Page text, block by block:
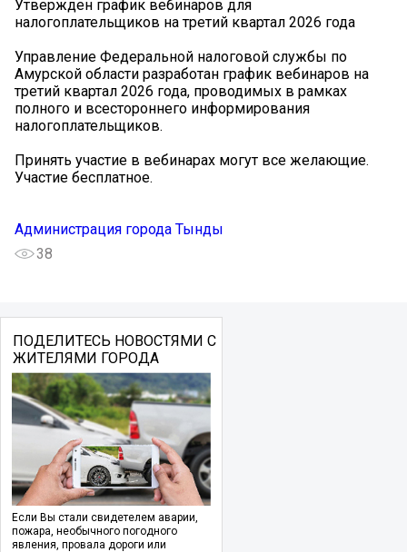
Утвержден график вебинаров для
налогоплательщиков на третий квартал 2026 года
Управление Федеральной налоговой службы по
Амурской области разработан график вебинаров на
третий квартал 2026 года, проводимых в рамках
полного и всестороннего информирования
налогоплательщиков.
Принять участие в вебинарах могут все желающие.
Участие бесплатное.
Администрация города Тынды
38
ПОДЕЛИТЕСЬ НОВОСТЯМИ С
ЖИТЕЛЯМИ ГОРОДА
Если Вы стали свидетелем аварии,
пожара, необычного погодного
явления, провала дороги или